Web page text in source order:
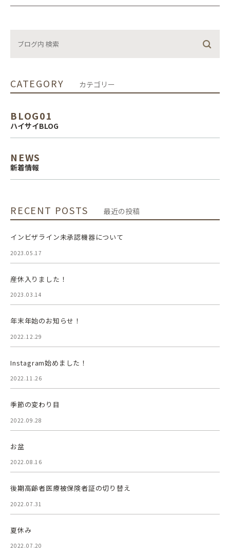
CATEGORY カテゴリー
BLOG01
ハイサイBLOG
NEWS
新着情報
RECENT POSTS 最近の投稿
インビザライン未承認機器について
2023.05.17
産休入りました！
2023.03.14
年末年始のお知らせ！
2022.12.29
Instagram始めました！
2022.11.26
季節の変わり目
2022.09.28
お盆
2022.08.16
後期高齢者医療被保険者証の切り替え
2022.07.31
夏休み
2022.07.20